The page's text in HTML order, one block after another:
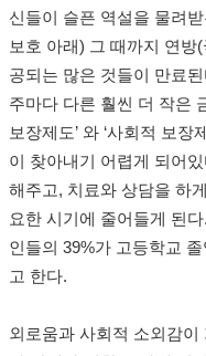
신들이 슬픈 역설을 물려
보호 아래) 그 때까지 연방(
공되는 많은 것들이 만료
주마다 다른 훨씬 더 작은
보장제도’ 와 ‘사회적 보장
이 찾아내기 어렵게 되어있
해주고, 치료와 상담을 하
요한 시기에 줄어들게 된다.
인들의 39%가 고등학교
고 한다.
외로움과 사회적 소외감이